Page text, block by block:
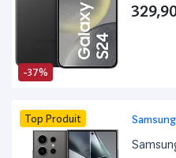
-37%
Top Produit Samsung